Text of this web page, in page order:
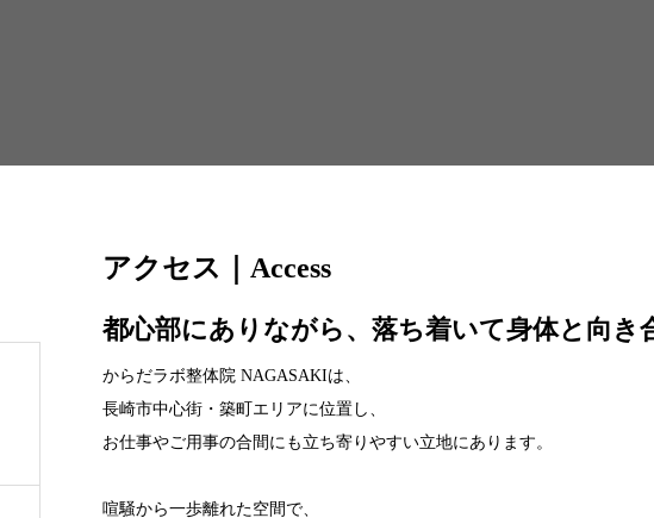
アクセス｜Access
都心部にありながら、落ち着いて身体と向き
からだラボ整体院 NAGASAKIは、
長崎市中心街・築町エリアに位置し、
お仕事やご用事の合間にも立ち寄りやすい立地にあります。
喧騒から一歩離れた空間で、